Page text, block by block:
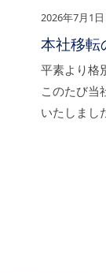
2026年7月1日
本社移転
平素より格
このたび当
いたしまし